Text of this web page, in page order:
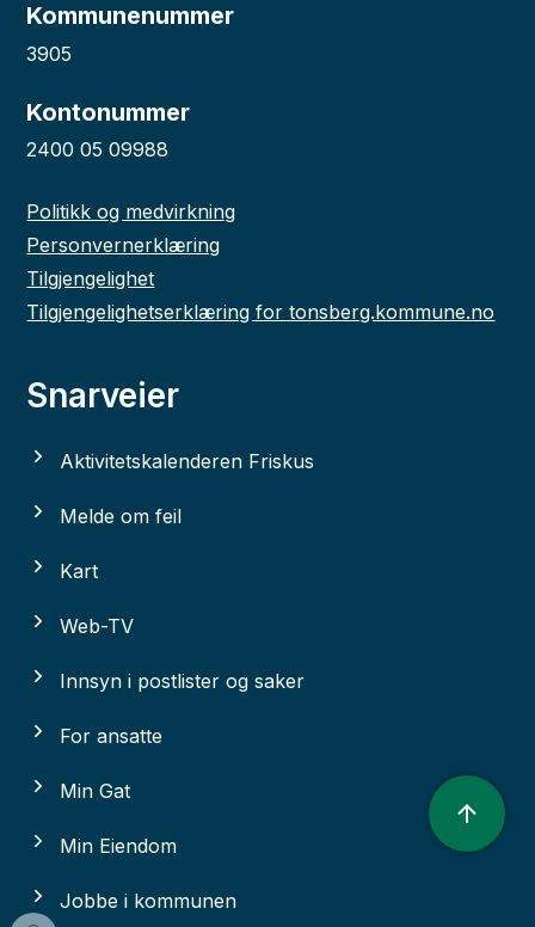
Kommunenummer
3905
Kontonummer
2400 05 09988
Politikk og medvirkning
Personvernerklæring
Tilgjengelighet
Tilgjengelighetserklæring for tonsberg.kommune.no
Snarveier
Aktivitetskalenderen Friskus
Melde om feil
Kart
Web-TV
Innsyn i postlister og saker
For ansatte
Min Gat
Min Eiendom
Jobbe i kommunen